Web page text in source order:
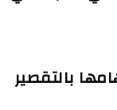
بالتقصير